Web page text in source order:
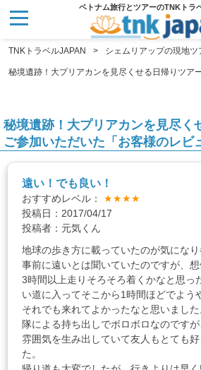
ベトナム旅行とツアーのTNKトラ
TNKトラベルJAPAN シェムリアップの現地ツ
秘境遺跡！大プリアカンを見尽くせる日帰りツア
秘境遺跡！大プリアカンを見尽く
ご参加いただいた「お客様のレビ
遠い！でも良い！
おすすめレベル：
★★★★
投稿日：2017/04/17
投稿者：元気くん
地球の歩き方に載っていたのが気になり
事前に遠いとは聞いていたのですが、想
3時間以上走りそろそろ着くかなと思っ
い道に入ってそこから1時間ほどでよう
それでも来れてよかったなと思いまし
隊による持ち出しでボロボロなのです
雰囲気を生み出していて友人もとても
た。